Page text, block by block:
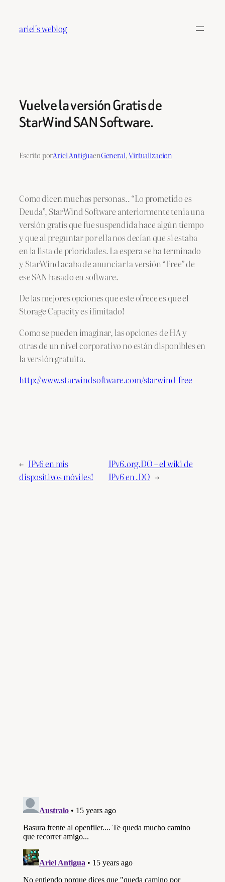
contenido
ariel's weblog
Vuelve la versión Gratis de
StarWind SAN Software.
Escrito porAriel AntiguaenGeneral, Virtualizacion
Como dicen muchas personas.. “Lo prometido es
Deuda”, StarWind Software anteriormente tenia una
versión gratis que fue suspendida hace algún tiempo
y que al preguntar por ella nos decían que si estaba
en la lista de prioridades. La espera se ha terminado
y StarWind acaba de anunciar la versión “Free” de
ese SAN basado en software.
De las mejores opciones que este ofrece es que el
Storage Capacity es ilimitado!
Como se pueden imaginar, las opciones de HA y
otras de un nivel corporativo no están disponibles en
la versión gratuita.
http://www.starwindsoftware.com/starwind-free
← IPv6 en mis
dispositivos móviles!
IPv6.org.DO – el wiki de
IPv6 en .DO →